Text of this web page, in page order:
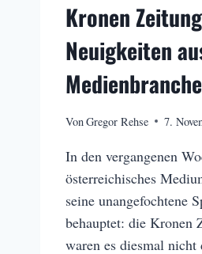
Kronen
Neuigkeiten
Medienbranche
VonGregor Rehse 7.
In den vergangenen
österreichisches
seine unangefochtene
behauptet: die Kronen
waren es diesmal